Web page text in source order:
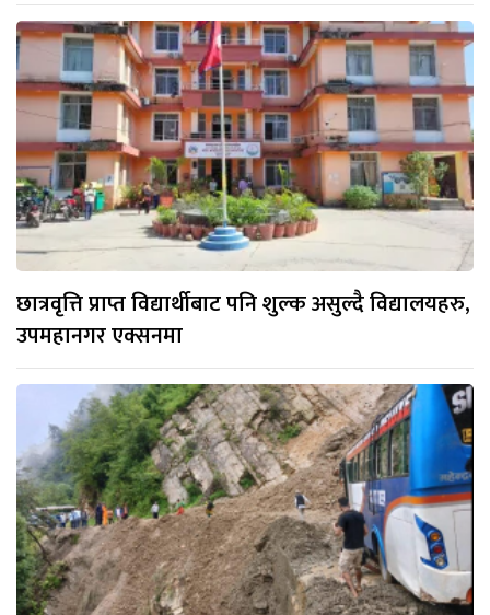
छात्रवृत्ति प्राप्त विद्यार्थीबाट पनि शुल्क असुल्दै विद्यालयहरु,
उपमहानगर एक्सनमा